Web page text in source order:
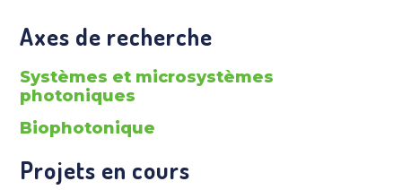
Axes de recherche
Systèmes et microsystèmes
photoniques
Biophotonique
Projets en cours